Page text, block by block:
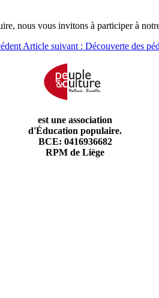
nous vous invitons à participer à
Article suivant : Découverte des
est une association
d'Éducation populaire.
BCE: 0416936682
RPM de Liège